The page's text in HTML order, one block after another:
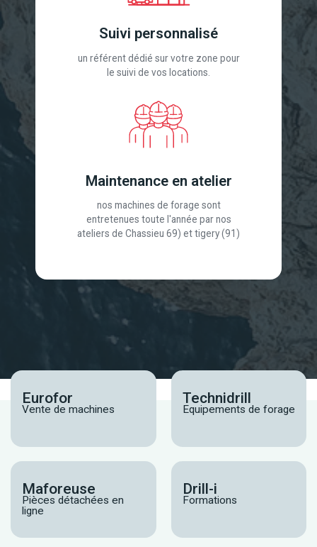
Suivi personnalisé
un référent dédié sur votre zone pour
le suivi de vos locations.
Maintenance en atelier
nos machines de forage sont
entretenues toute l'année par nos
ateliers de Chassieu 69) et tigery (91)
Eurofor
Vente de machines
Technidrill
Equipements de forage
Maforeuse
Pièces détachées en
ligne
Drill-i
Formations